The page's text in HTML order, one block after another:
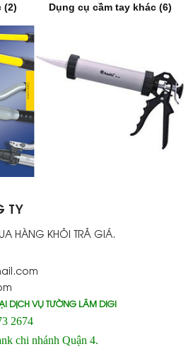
(2) Dụng cụ cầm tay khác (6)
TY
HÀNG KHỎI TRẢ GIÁ.
DỊCH VỤ TƯỜNG LÂM DIGI
2674
chi nhánh Quận 4.